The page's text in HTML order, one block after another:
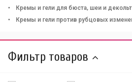
Кремы и гели для бюста, шеи и
Кремы и гели против рубцовых
Фильтр товаров